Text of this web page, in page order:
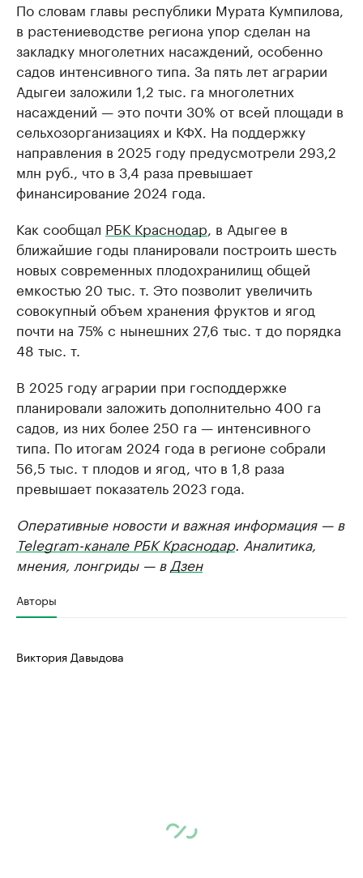
По словам главы республики Мурата Кумпилова,
в растениеводстве региона упор сделан на
закладку многолетних насаждений, особенно
садов интенсивного типа. За пять лет аграрии
Адыгеи заложили 1,2 тыс. га многолетних
насаждений — это почти 30% от всей площади в
сельхозорганизациях и КФХ. На поддержку
направления в 2025 году предусмотрели 293,2
млн руб., что в 3,4 раза превышает
финансирование 2024 года.
Как сообщал РБК Краснодар , в Адыгее в
ближайшие годы планировали построить шесть
новых современных плодохранилищ общей
емкостью 20 тыс. т. Это позволит увеличить
совокупный объем хранения фруктов и ягод
почти на 75% с нынешних 27,6 тыс. т до порядка
48 тыс. т.
В 2025 году аграрии при господдержке
планировали заложить дополнительно 400 га
садов, из них более 250 га — интенсивного
типа. По итогам 2024 года в регионе собрали
56,5 тыс. т плодов и ягод, что в 1,8 раза
превышает показатель 2023 года.
Оперативные новости и важная информация — в
Telegram-канале РБК Краснодар. Аналитика,
мнения, лонгриды — в Дзен
Авторы
Виктория Давыдова